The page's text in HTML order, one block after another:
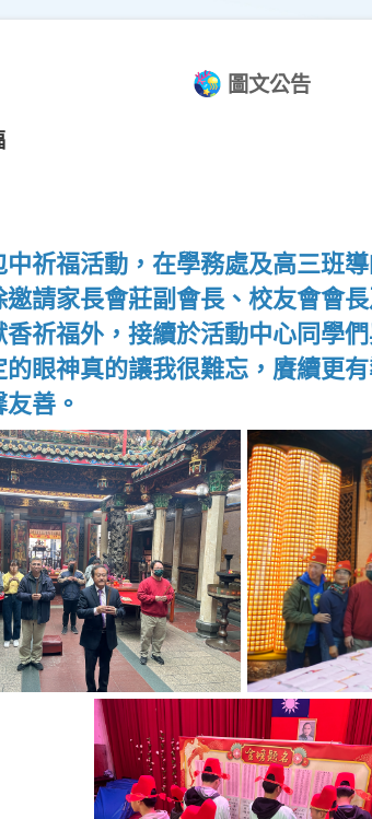
圖文公告
祈福活動，在學務處及高三班
請家長會莊副會長、校友會會
祈福外，接續於活動中心同學
眼神真的讓我很難忘，賡續更
善。